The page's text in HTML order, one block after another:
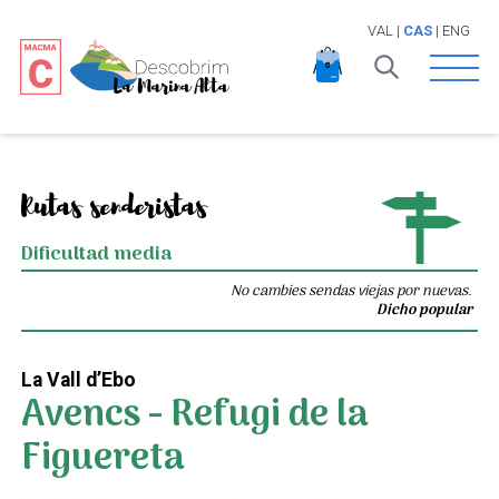
VAL | CAS| ENG
Open
Rutas senderistas
Dificultad media
No cambies sendas viejas por nuevas.
Dicho popular
La Vall d’Ebo
Avencs - Refugi de la
Figuereta